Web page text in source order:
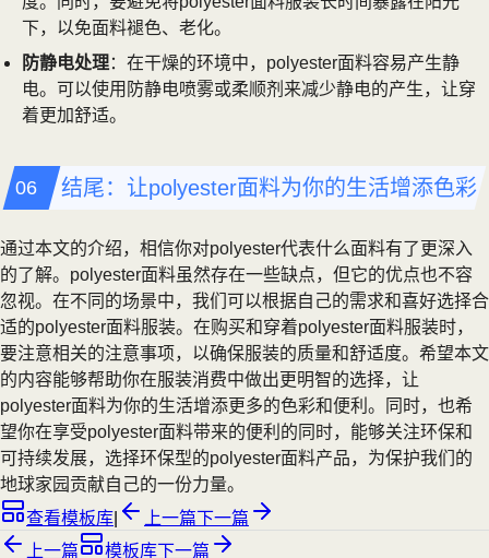
下，以免面料褪色、老化。
防静电处理：在干燥的环境中，polyester面料容易产生静
电。可以使用防静电喷雾或柔顺剂来减少静电的产生，让穿
着更加舒适。
结尾：让polyester面料为你的生活增添色彩
通过本文的介绍，相信你对polyester代表什么面料有了更深入
的了解。polyester面料虽然存在一些缺点，但它的优点也不容
忽视。在不同的场景中，我们可以根据自己的需求和喜好选择合
适的polyester面料服装。在购买和穿着polyester面料服装时，
要注意相关的注意事项，以确保服装的质量和舒适度。希望本文
的内容能够帮助你在服装消费中做出更明智的选择，让
polyester面料为你的生活增添更多的色彩和便利。同时，也希
望你在享受polyester面料带来的便利的同时，能够关注环保和
可持续发展，选择环保型的polyester面料产品，为保护我们的
地球家园贡献自己的一份力量。
查看模板库
上一篇下一篇
上一篇
模板库下一篇